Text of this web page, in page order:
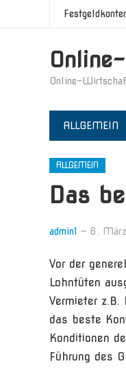
Online-
ALLGEMEIN
ALLGEMEIN
Das
admin1 — 6.
Vor der
Lohntüten
Vermieter
das beste
Konditionen
Führung des